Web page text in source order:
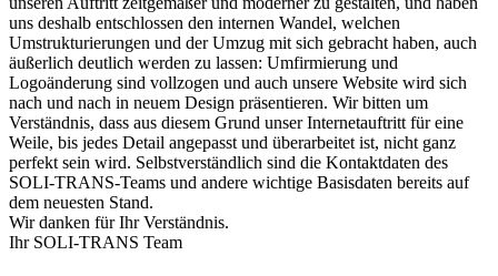
uns deshalb entschlossen den internen Wandel, welchen
Umstrukturierungen und der Umzug mit sich gebracht haben, auch
äußerlich deutlich werden zu lassen: Umfirmierung und
Logoänderung sind vollzogen und auch unsere Website wird sich
nach und nach in neuem Design präsentieren. Wir bitten um
Verständnis, dass aus diesem Grund unser Internetauftritt für eine
Weile, bis jedes Detail angepasst und überarbeitet ist, nicht ganz
perfekt sein wird. Selbstverständlich sind die Kontaktdaten des
SOLI-TRANS-Teams und andere wichtige Basisdaten bereits auf
dem neuesten Stand.
Wir danken für Ihr Verständnis.
Ihr SOLI-TRANS Team